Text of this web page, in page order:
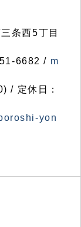
条西5丁目
6682 / m
/ 定休日：
yon